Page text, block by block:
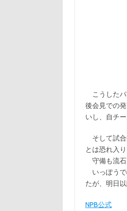
こうしたパ
後会見での
いし、自チ
そして試合
とは恐れ入り
守備も流石
いっぽうで
たが、明日
NPB公式